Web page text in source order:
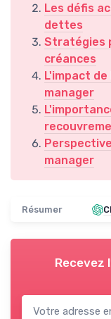
Les défis
dettes
Stratégies
créances
L'impact
manager
manager
Résumer
Recevez